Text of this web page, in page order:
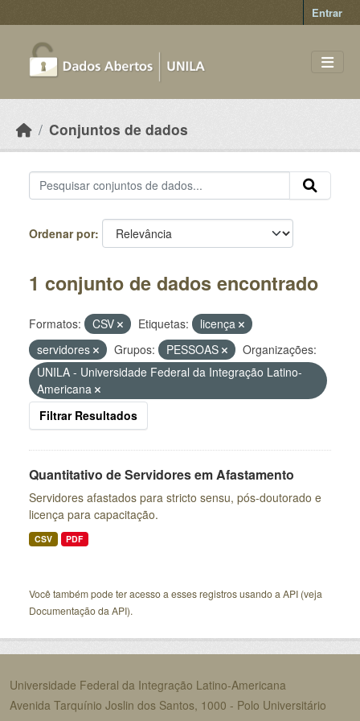
Entrar
Conjuntos de dados
Ordenar por
1 conjunto de dados encontrado
Formatos: CSV Etiquetas:
licença
servidores
Grupos: PESSOAS
Organizações:
UNILA - Universidade Federal da Integração Latino-
Americana
Filtrar Resultados
Quantitativo de Servidores em Afastamento
Servidores afastados para stricto sensu, pós-doutorado e
licença para capacitação.
CSV PDF
Você também pode ter acesso a esses registros usando a API (veja
Documentação da API).
Universidade Federal da Integração Latino-Americana
Avenida Tarquínio Joslin dos Santos, 1000 - Polo Universitário